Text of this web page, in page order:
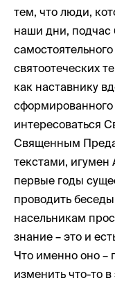
тем, что люди,
наши дни, подчас
святоотеческих
как наставнику
интересоваться
Священным
текстами, игумен
первые годы
проводить
насельникам
знание – это и
Что именно оно –
изменить что-то